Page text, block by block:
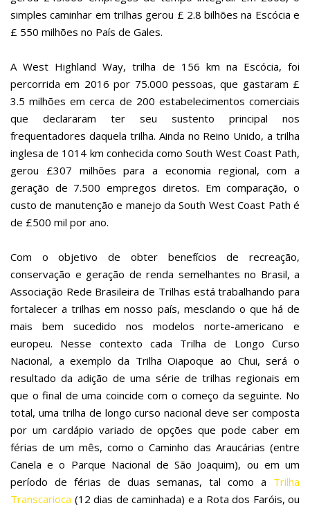
simples caminhar em trilhas gerou £ 2.8 bilhões na Escócia e
£ 550 milhões no País de Gales.
A West Highland Way, trilha de 156 km na Escócia, foi
percorrida em 2016 por 75.000 pessoas, que gastaram £
3.5 milhões em cerca de 200 estabelecimentos comerciais
que declararam ter seu sustento principal nos
frequentadores daquela trilha. Ainda no Reino Unido, a trilha
inglesa de 1014 km conhecida como South West Coast Path,
gerou £307 milhões para a economia regional, com a
geração de 7.500 empregos diretos. Em comparação, o
custo de manutenção e manejo da South West Coast Path é
de £500 mil por ano.
Com o objetivo de obter benefícios de recreação,
conservação e geração de renda semelhantes no Brasil, a
Associação Rede Brasileira de Trilhas está trabalhando para
fortalecer a trilhas em nosso país, mesclando o que há de
mais bem sucedido nos modelos norte-americano e
europeu. Nesse contexto cada Trilha de Longo Curso
Nacional, a exemplo da Trilha Oiapoque ao Chui, será o
resultado da adição de uma série de trilhas regionais em
que o final de uma coincide com o começo da seguinte. No
total, uma trilha de longo curso nacional deve ser composta
por um cardápio variado de opções que pode caber em
férias de um mês, como o Caminho das Araucárias (entre
Canela e o Parque Nacional de São Joaquim), ou em um
período de férias de duas semanas, tal como a Trilha
Transcarioca (12 dias de caminhada) e a Rota dos Faróis, ou